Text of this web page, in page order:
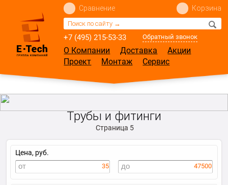
+7 (495) 215-53-33 Обратный звонок
Сравнение Корзина
О Компании Доставка
Акции
Проект
Монтаж Сервис
Трубы и фитинги
Страница 5
Цена, руб.
35 47500